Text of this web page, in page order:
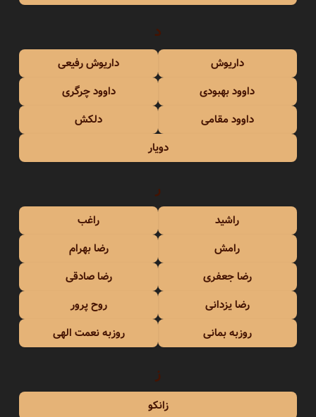
د
داریوش
داریوش رفیعی
داوود بهبودی
داوود چرگری
داوود مقامی
دلکش
دویار
ر
راشید
راغب
رامش
رضا بهرام
رضا جعفری
رضا صادقی
رضا یزدانی
روح پرور
روزبه بمانی
روزبه نعمت الهی
ز
زانکو